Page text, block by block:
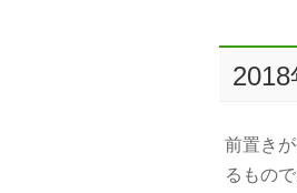
前置き
るもの